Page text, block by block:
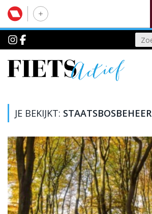
JE BEKIJKT: STAATSBOSBEHEER